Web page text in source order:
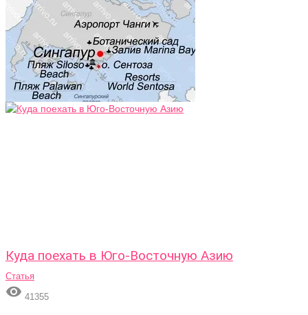
Куда поехать в Юго-Восточную Азию
Статья
 41355